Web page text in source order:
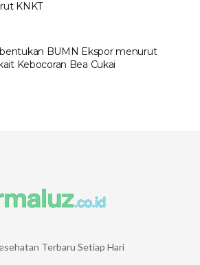
KNKT
BUMN Ekspor menurut
Kebocoran Bea Cukai
Terbaru Setiap Hari